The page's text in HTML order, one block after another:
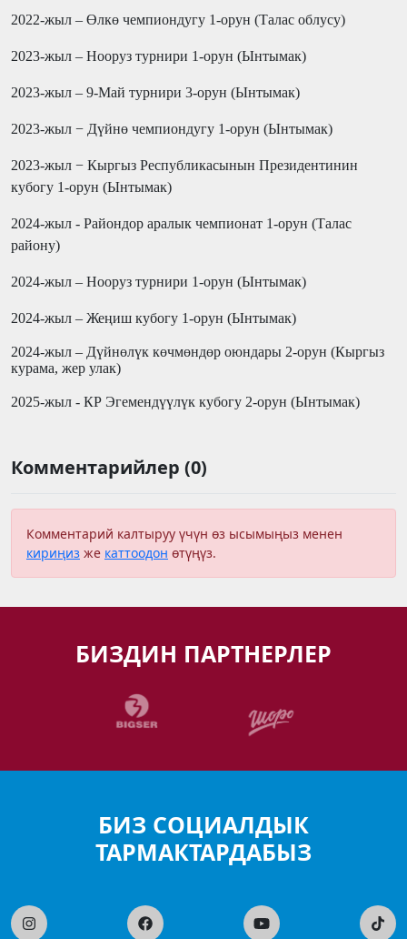
2022-жыл – Өлкө чемпиондугу 1-орун (Талас облусу)
2023-жыл – Нооруз турнири 1-орун (Ынтымак)
2023-жыл – 9-Май турнири 3-орун (Ынтымак)
2023-жыл − Дүйнө чемпиондугу 1-орун (Ынтымак)
2023-жыл − Кыргыз Республикасынын Президентинин
кубогу 1-орун (Ынтымак)
2024-жыл - Райондор аралык чемпионат 1-орун (Талас
району)
2024-жыл – Нооруз турнири 1-орун (Ынтымак)
2024-жыл – Жеңиш кубогу 1-орун (Ынтымак)
2024-жыл – Дүйнөлүк көчмөндөр оюндары 2-орун (Кыргыз
курама, жер улак)
2025-жыл - КР Эгемендүүлүк кубогу 2-орун (Ынтымак)
Комментарийлер (0)
Комментарий калтыруу үчүн өз ысымыңыз менен
кириңиз же каттоодон өтүңүз.
БИЗДИН ПАРТНЕРЛЕР
БИЗ СОЦИАЛДЫК
ТАРМАКТАРДАБЫЗ